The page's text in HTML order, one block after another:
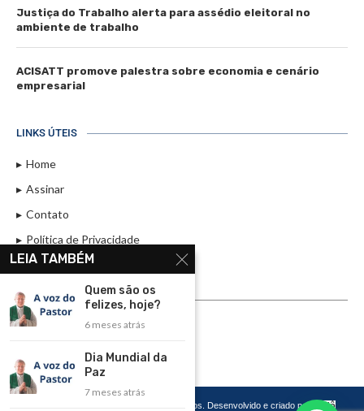
Justiça do Trabalho alerta para assédio eleitoral no
ambiente de trabalho
ACISATT promove palestra sobre economia e cenário
empresarial
LINKS ÚTEIS
Home
Assinar
Contato
Política de Privacidade
Rádio Maristela - Ao Vivo
ASSINE
Copyright 2026 – Todos os Direitos Reservados. Desenvolvido e criado por Cadô
LEIA TAMBÉM
Quem são os
felizes, hoje?
6 meses atrás
Dia Mundial da
Paz
7 meses atrás